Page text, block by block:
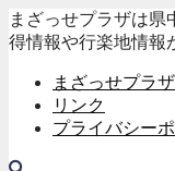
まざっせプラザは県
得情報や行楽地情報
まざっせプラ
リンク
プライバシー